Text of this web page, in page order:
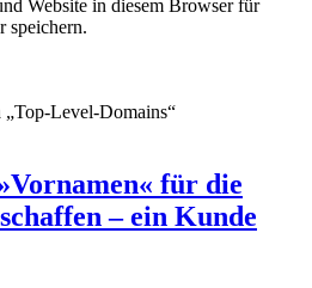
Website in diesem Browser für
speichern.
Level-Domains“
für die
– ein Kunde